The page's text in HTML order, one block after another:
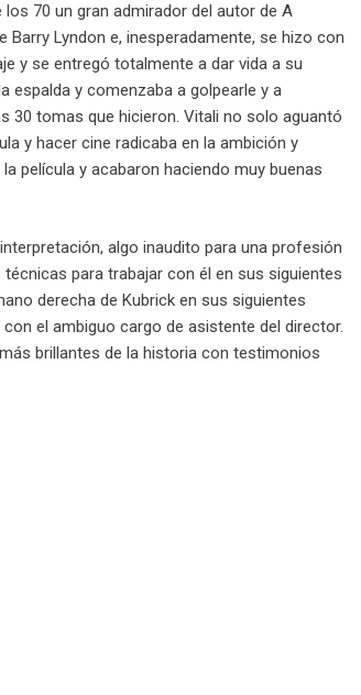
70 un gran admirador del autor de A
Barry Lyndon e, inesperadamente, se hizo con
y se entregó totalmente a dar vida a su
espalda y comenzaba a golpearle y a
30 tomas que hicieron. Vitali no solo aguantó
y hacer cine radicaba en la ambición y
película y acabaron haciendo muy buenas
algo inaudito para una profesión
para trabajar con él en sus siguientes
derecha de Kubrick en sus siguientes
el ambiguo cargo de asistente del director.
brillantes de la historia con testimonios